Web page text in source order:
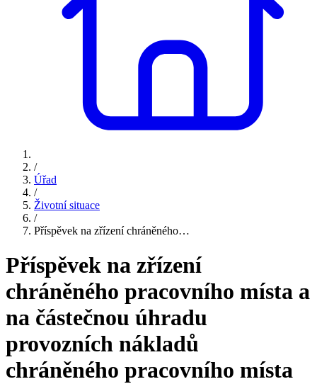
/
Úřad
/
Životní situace
/
Příspěvek na zřízení chráněného…
Příspěvek na zřízení
chráněného pracovního místa a
na částečnou úhradu
provozních nákladů
chráněného pracovního místa